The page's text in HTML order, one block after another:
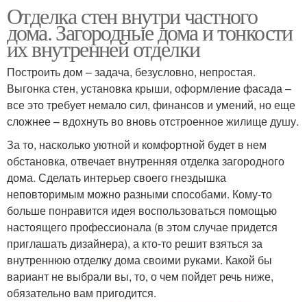
Отделка стен внутри частного
дома. Загородные дома и тонкости
их внутренней отделки
Построить дом – задача, безусловно, непростая.
Выгонка стен, установка крыши, оформление фасада –
все это требует немало сил, финансов и умений, но еще
сложнее – вдохнуть во вновь отстроенное жилище душу.
За то, насколько уютной и комфортной будет в нем
обстановка, отвечает внутренняя отделка загородного
дома. Сделать интерьер своего гнездышка
неповторимым можно разными способами. Кому-то
больше понравится идея воспользоваться помощью
настоящего профессионала (в этом случае придется
приглашать дизайнера), а кто-то решит взяться за
внутреннюю отделку дома своими руками. Какой бы
вариант не выбрали вы, то, о чем пойдет речь ниже,
обязательно вам пригодится.